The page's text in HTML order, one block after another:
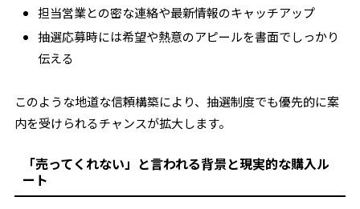
担当営業との密な連絡や最新情報のキャッチアップ
抽選応募時には希望や熱意のアピールを書面でしっかり
伝える
このような地道な信頼構築により、抽選制度でも優先的に案
内を受けられるチャンスが拡大します。
「売ってくれない」と言われる背景と現実的な購入ル
ート